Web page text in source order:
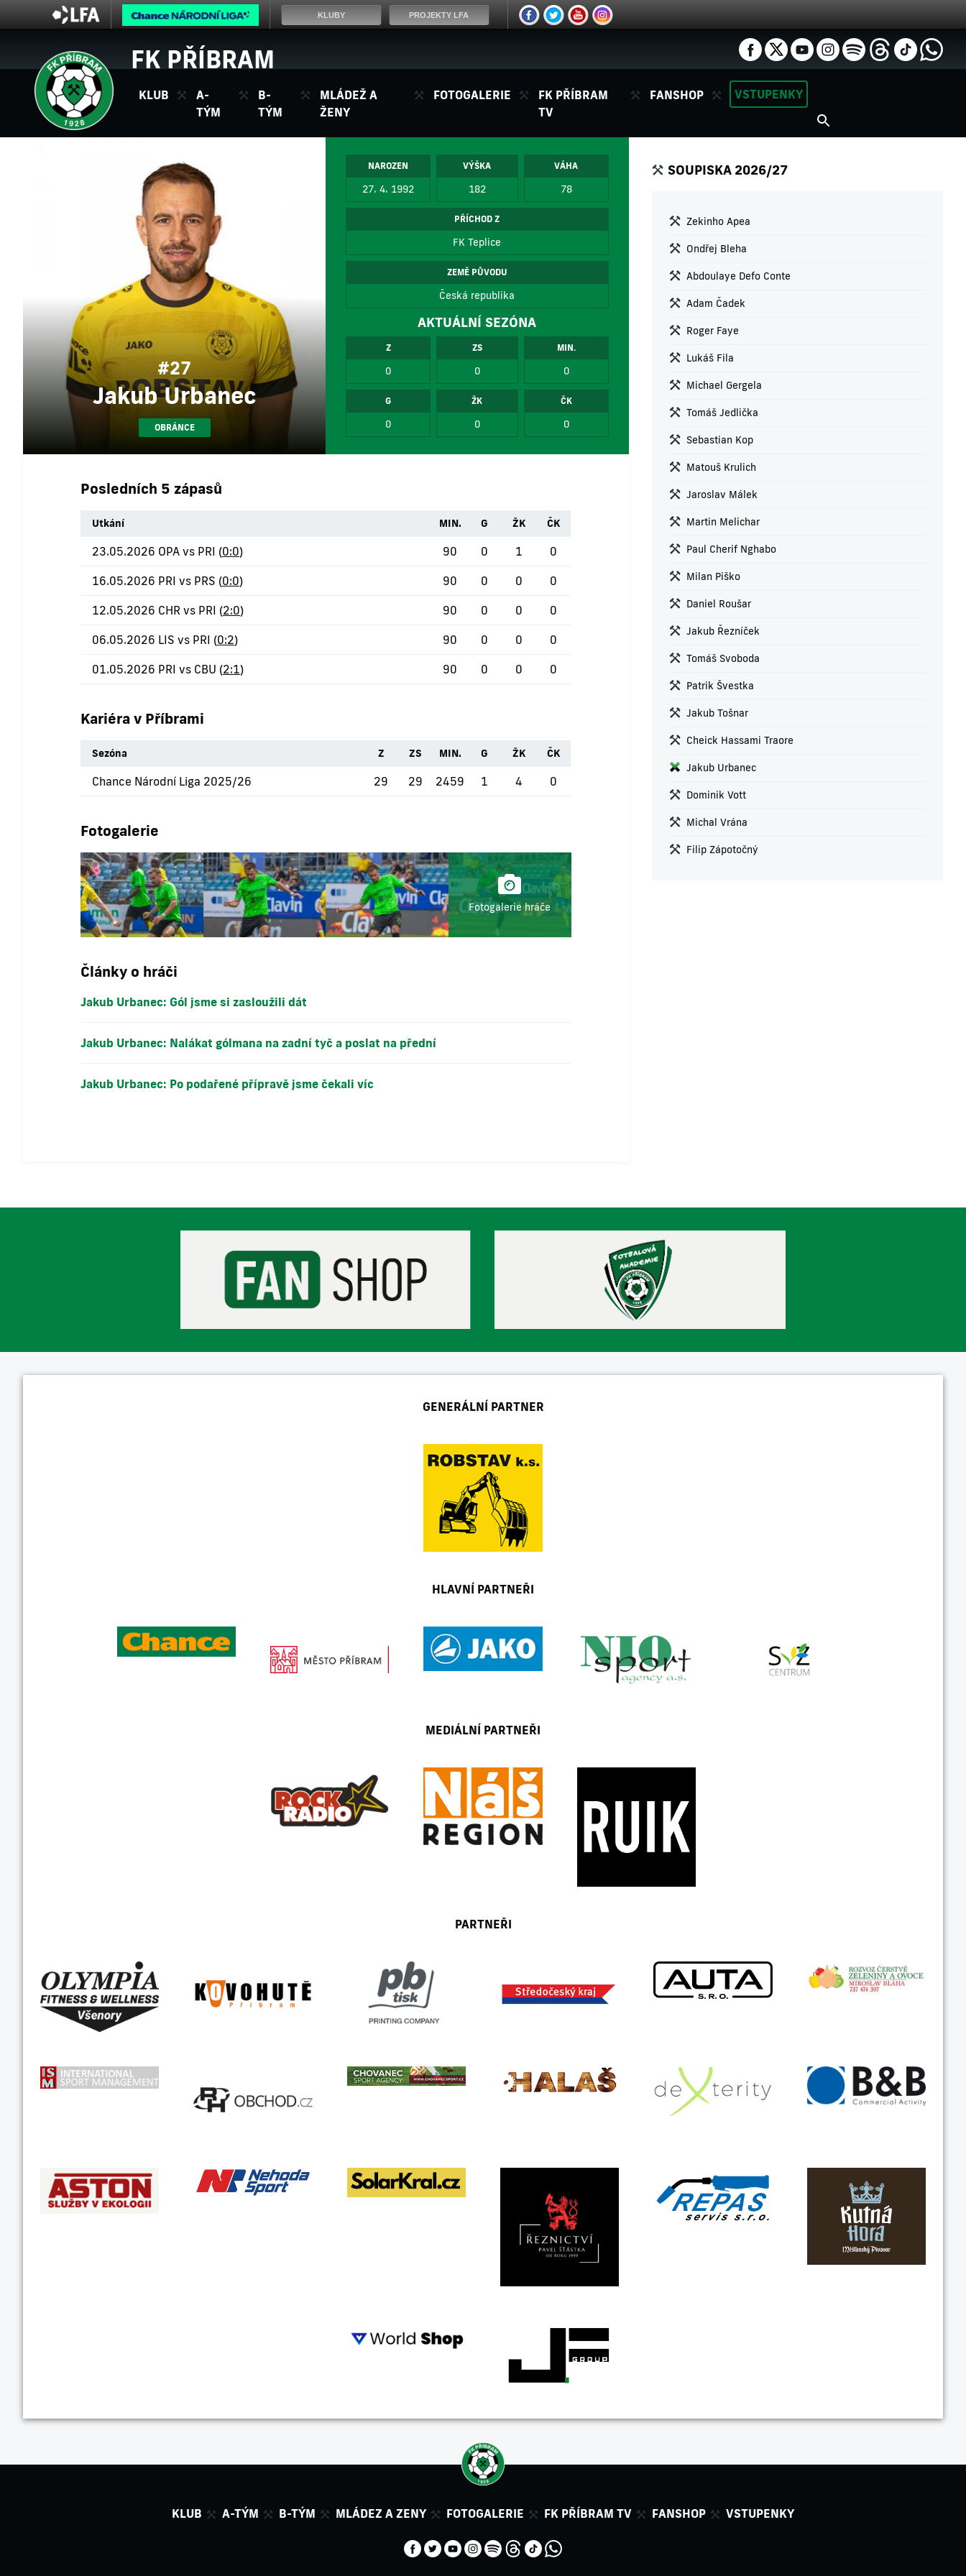
FK PŘÍBRAM
KLUB
A-
TÝM
B-
TÝM
MLÁDEŽ A
ŽENY
FOTOGALERIE
FK PŘÍBRAM
TV
FANSHOP VSTUPENKY
#27
Jakub Urbanec
OBRÁNCE
NAROZEN
27. 4. 1992
VÝŠKA
182
VÁHA
78
PŘÍCHOD Z
FK Teplice
ZEMĚ PŮVODU
Česká republika
AKTUÁLNÍ SEZÓNA
Z
0
ZS
0
MIN.
0
G
0
ŽK
0
ČK
0
Posledních 5 zápasů
Utkání MIN. G ŽK ČK
23.05.2026 OPA vs PRI (0:0) 90 0 1 0
16.05.2026 PRI vs PRS (0:0) 90 0 0 0
12.05.2026 CHR vs PRI (2:0) 90 0 0 0
06.05.2026 LIS vs PRI (0:2) 90 0 0 0
01.05.2026 PRI vs CBU (2:1) 90 0 0 0
Kariéra v Příbrami
Sezóna Z ZS MIN. G ŽK ČK
Chance Národní Liga 2025/26 29 29 2459 1 4 0
Fotogalerie
Fotogalerie hráče
Články o hráči
Jakub Urbanec: Gól jsme si zasloužili dát
Jakub Urbanec: Nalákat gólmana na zadní tyč a poslat na přední
Jakub Urbanec: Po podařené přípravě jsme čekali víc
SOUPISKA 2026/27
Zekinho Apea
Ondřej Bleha
Abdoulaye Defo Conte
Adam Čadek
Roger Faye
Lukáš Fila
Michael Gergela
Tomáš Jedlička
Sebastian Kop
Matouš Krulich
Jaroslav Málek
Martin Melichar
Paul Cherif Nghabo
Milan Piško
Daniel Roušar
Jakub Řezníček
Tomáš Svoboda
Patrik Švestka
Jakub Tošnar
Cheick Hassami Traore
Jakub Urbanec
Dominik Vott
Michal Vrána
Filip Zápotočný
GENERÁLNÍ PARTNER
HLAVNÍ PARTNEŘI
MEDIÁLNÍ PARTNEŘI
PARTNEŘI
KLUB A-TÝM B-TÝM MLÁDEZ A ZENY FOTOGALERIE FK PŘÍBRAM TV FANSHOP VSTUPENKY
KLUBY PROJEKTY LFA